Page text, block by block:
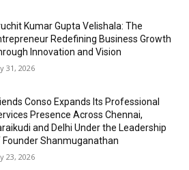
Kumar Gupta Velishala: The
Redefining Business Growth
Innovation and Vision
31, 2026
Conso Expands Its Professional
Presence Across Chennai,
and Delhi Under the Leadership
Founder Shanmuganathan
23, 2026